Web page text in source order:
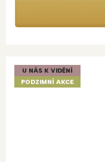
U NÁS K VIDĚNÍ
PODZIMNÍ AKCE